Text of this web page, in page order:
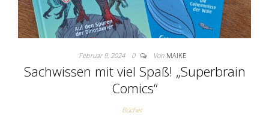
Februar 9, 2024 0 Von MAIKE
Sachwissen mit viel Spaß! „Superbrain
Comics“
Bücher